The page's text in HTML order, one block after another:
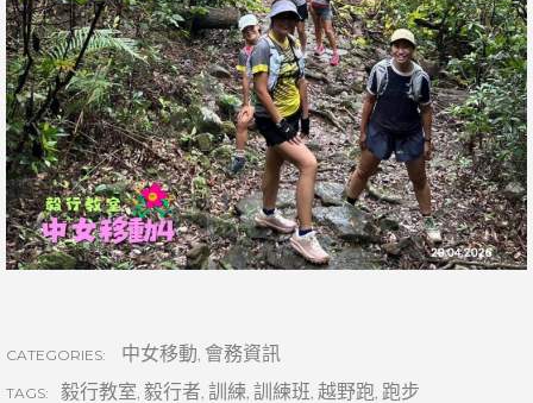
CATEGORIES: 中女移動, 會務資訊
TAGS: 毅行教室, 毅行者, 訓練, 訓練班, 越野跑, 跑步